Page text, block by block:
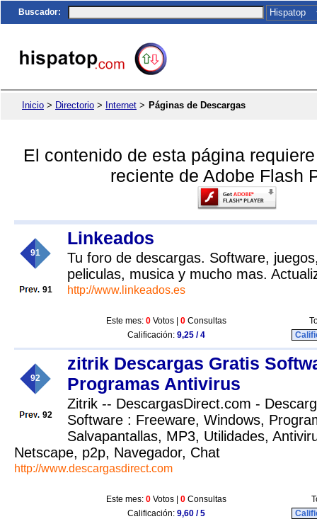
Buscador:
Inicio > Directorio > Internet > Páginas de Descargas
El contenido de esta página
reciente de Adobe Flash
91
91
Linkeados
Tu foro de descargas. Software,
peliculas, musica y mucho mas.
http://www.linkeados.es
Este mes: 0 Votos | 0 Consultas
Calificación: 9,25 / 4
92
92
zitrik Descargas Gratis
Programas Antivirus
Zitrik -- DescargasDirect.com -
Software : Freeware, Windows,
Salvapantallas, MP3, Utilidades,
Netscape, p2p, Navegador, Chat
http://www.descargasdirect.com
Este mes: 0 Votos | 0 Consultas
Calificación: 9,60 / 5